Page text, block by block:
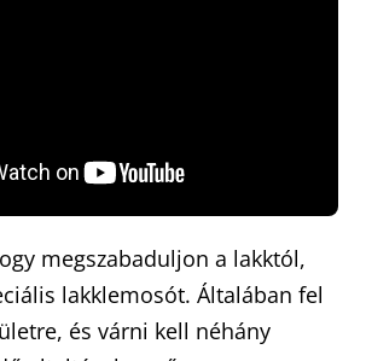
megszabaduljon a lakktól,
lakklemosót. Általában fel
és várni kell néhány